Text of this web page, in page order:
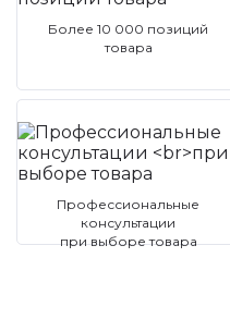
Более 10 000 позиций
товара
Профессиональные
консультации
при выборе товара